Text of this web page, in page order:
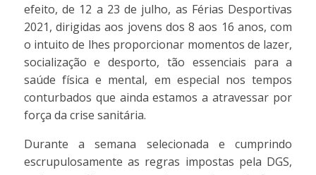
efeito, de 12 a 23 de julho, as Férias Desportivas
2021, dirigidas aos jovens dos 8 aos 16 anos, com
o intuito de lhes proporcionar momentos de lazer,
socialização e desporto, tão essenciais para a
saúde física e mental, em especial nos tempos
conturbados que ainda estamos a atravessar por
força da crise sanitária.
Durante a semana selecionada e cumprindo
escrupulosamente as regras impostas pela DGS,